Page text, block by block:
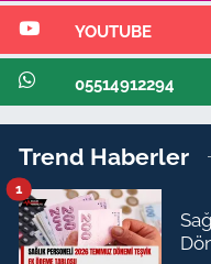
YOUTUBE
05514912294
Trend Haberler
1